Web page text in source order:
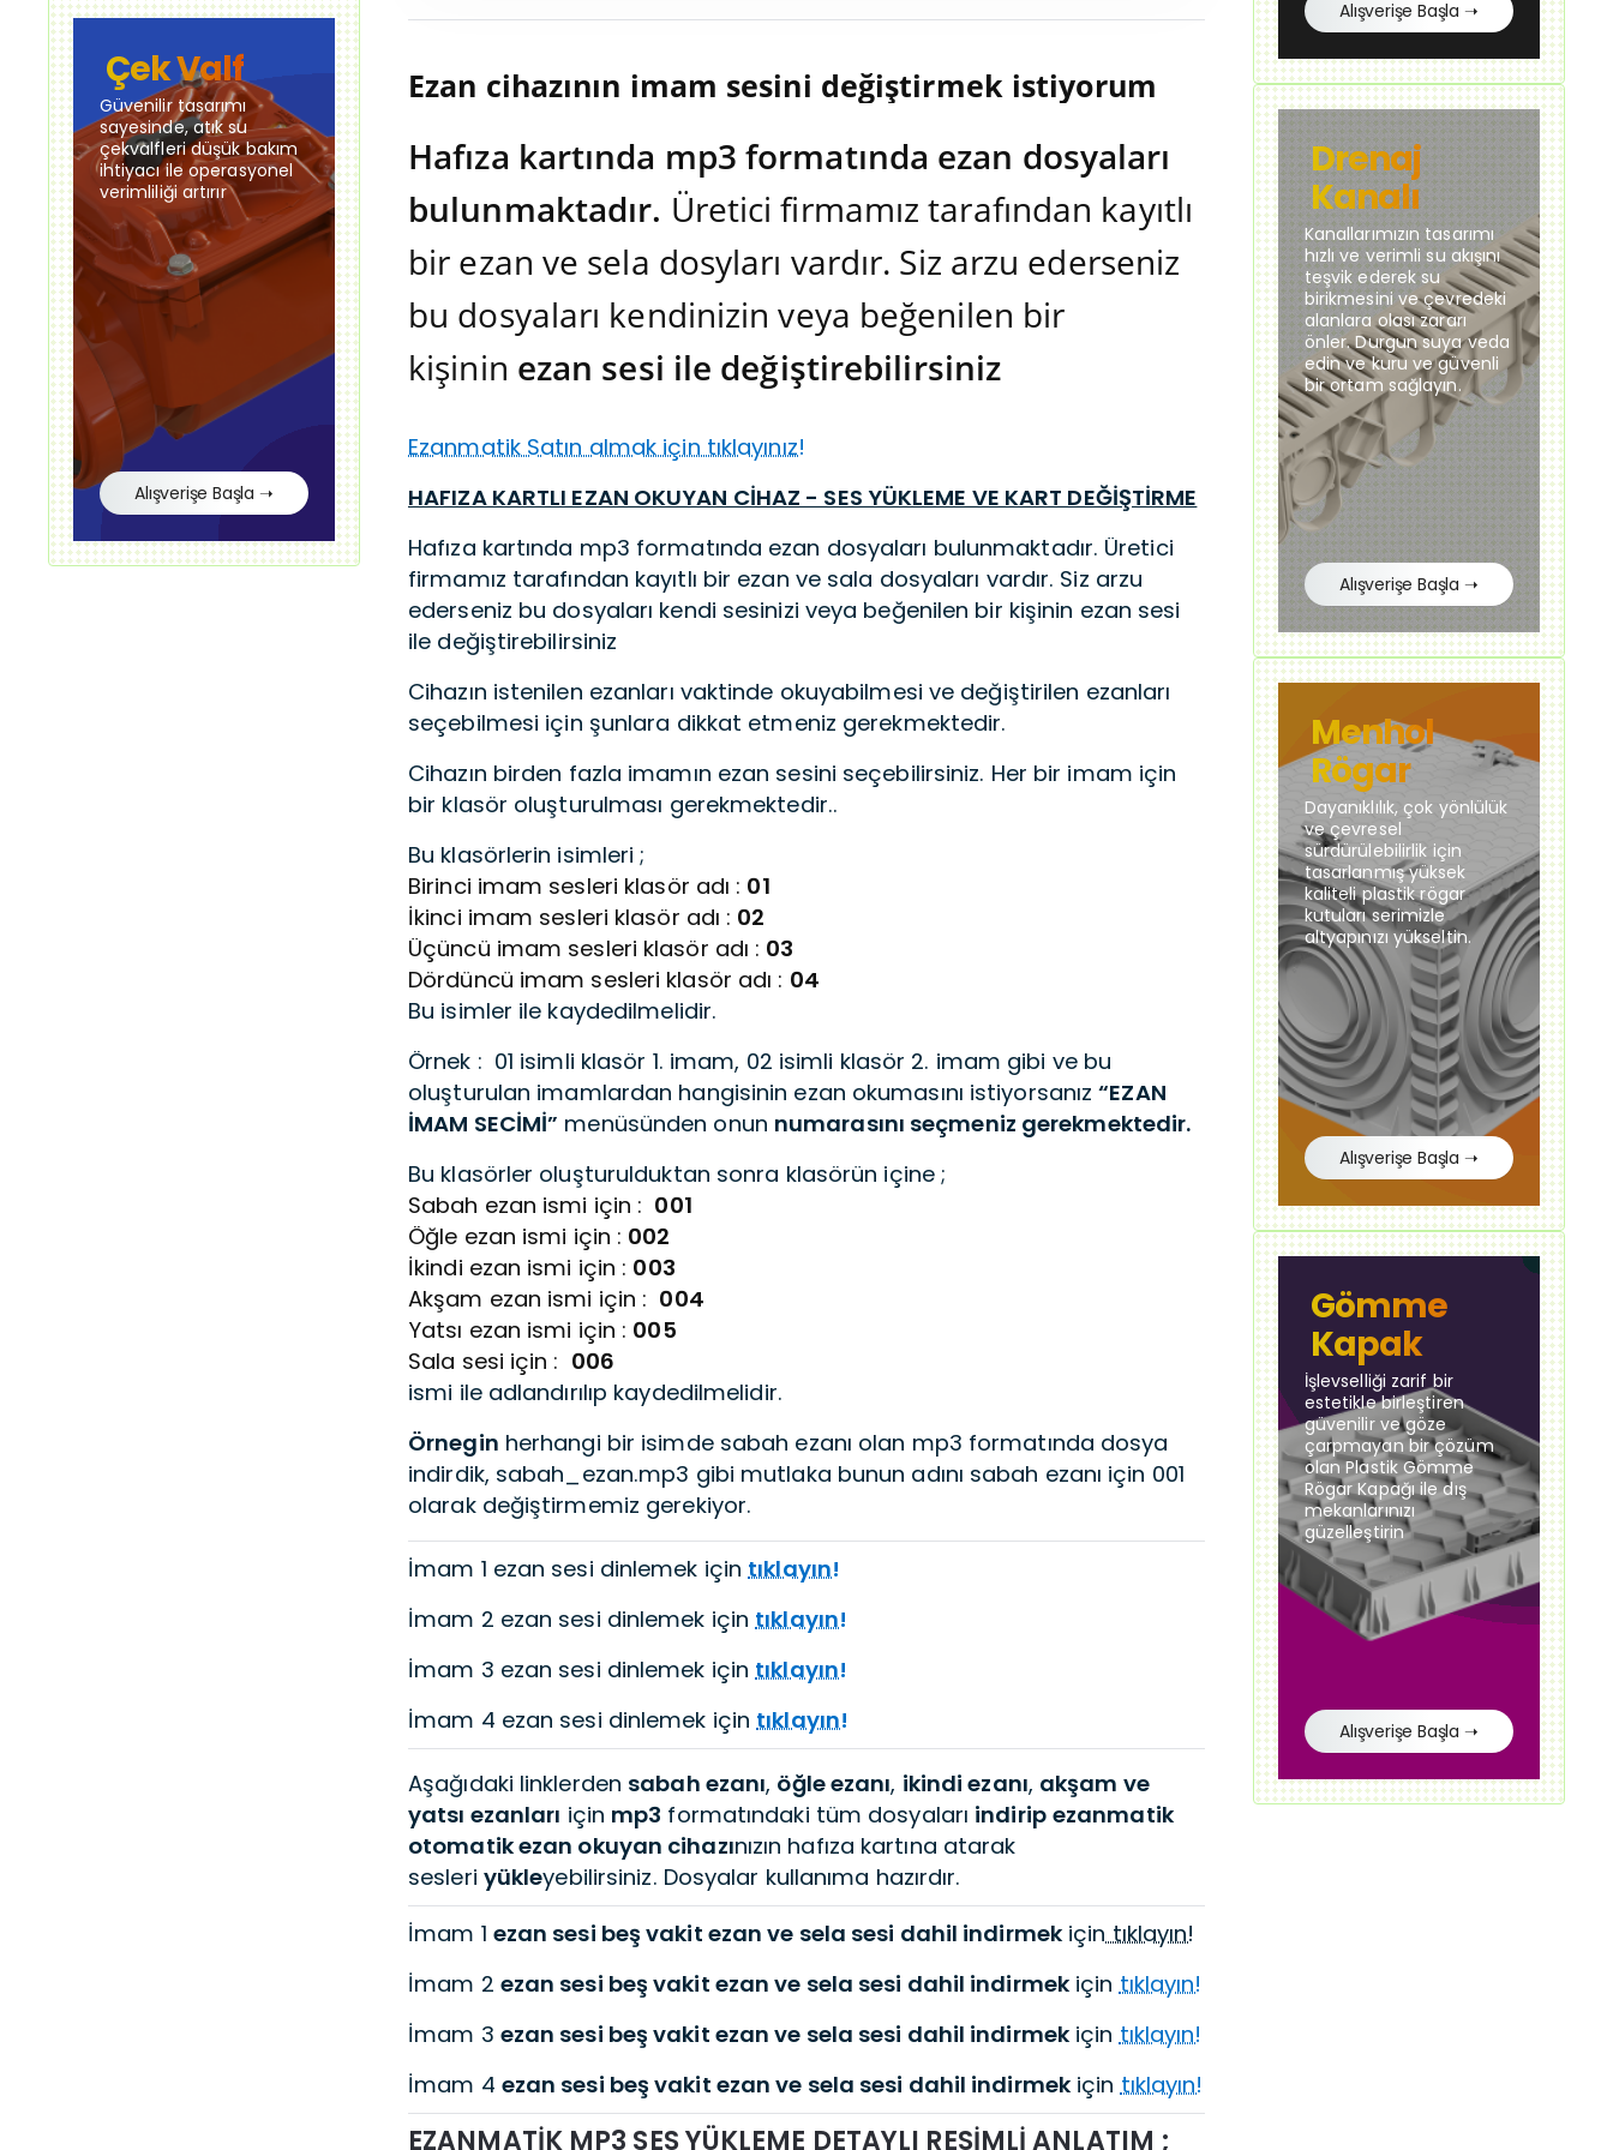
Çek Valf
Güvenilir tasarımı
sayesinde, atık su
çekvalfleri düşük bakım
ihtiyacı ile operasyonel
verimliliği artırır
Alışverişe Başla ➝
Ezan cihazının imam sesini değiştirmek istiyorum
Hafıza kartında mp3 formatında ezan dosyaları
bulunmaktadır. Üretici firmamız tarafından kayıtlı
bir ezan ve sela dosyları vardır. Siz arzu ederseniz
bu dosyaları kendinizin veya beğenilen bir
kişinin ezan sesi ile değiştirebilirsiniz
Ezanmatik Satın almak için tıklayınız!
HAFIZA KARTLI EZAN OKUYAN CİHAZ - SES YÜKLEME VE KART DEĞİŞTİRME
Hafıza kartında mp3 formatında ezan dosyaları bulunmaktadır. Üretici
firmamız tarafından kayıtlı bir ezan ve sala dosyaları vardır. Siz arzu
ederseniz bu dosyaları kendi sesinizi veya beğenilen bir kişinin ezan sesi
ile değiştirebilirsiniz
Cihazın istenilen ezanları vaktinde okuyabilmesi ve değiştirilen ezanları
seçebilmesi için şunlara dikkat etmeniz gerekmektedir.
Cihazın birden fazla imamın ezan sesini seçebilirsiniz. Her bir imam için
bir klasör oluşturulması gerekmektedir..
Bu klasörlerin isimleri ;
Birinci imam sesleri klasör adı : 01
İkinci imam sesleri klasör adı : 02
Üçüncü imam sesleri klasör adı : 03
Dördüncü imam sesleri klasör adı : 04
Bu isimler ile kaydedilmelidir.
Örnek : 01 isimli klasör 1. imam, 02 isimli klasör 2. imam gibi ve bu
oluşturulan imamlardan hangisinin ezan okumasını istiyorsanız“EZAN
İMAM SECİMİ” menüsünden onun numarasını seçmeniz gerekmektedir.
Bu klasörler oluşturulduktan sonra klasörün içine ;
Sabah ezan ismi için : 001
Öğle ezan ismi için : 002
İkindi ezan ismi için : 003
Akşam ezan ismi için : 004
Yatsı ezan ismi için : 005
Sala sesi için : 006
ismi ile adlandırılıp kaydedilmelidir.
Örnegin herhangi bir isimde sabah ezanı olan mp3 formatında dosya
indirdik, sabah_ezan.mp3 gibi mutlaka bunun adını sabah ezanı için 001
olarak değiştirmemiz gerekiyor.
İmam 1 ezan sesi dinlemek için tıklayın!
İmam 2 ezan sesi dinlemek için tıklayın!
İmam 3 ezan sesi dinlemek için tıklayın!
İmam 4 ezan sesi dinlemek için tıklayın!
Aşağıdaki linklerden sabah ezanı, öğle ezanı, ikindi ezanı, akşam ve
yatsı ezanları için mp3 formatındaki tüm dosyaları indirip ezanmatik
otomatik ezan okuyan cihazınızın hafıza kartına atarak
sesleri yükleyebilirsiniz. Dosyalar kullanıma hazırdır.
İmam 1 ezan sesi beş vakit ezan ve sela sesi dahil indirmekiçin tıklayın!
İmam 2 ezan sesi beş vakit ezan ve sela sesi dahil indirmekiçin tıklayın!
İmam 3 ezan sesi beş vakit ezan ve sela sesi dahil indirmekiçin tıklayın!
İmam 4 ezan sesi beş vakit ezan ve sela sesi dahil indirmekiçin tıklayın!
EZANMATİK MP3 SES YÜKLEME DETAYLI RESİMLİ ANLATIM ;
Alışverişe Başla ➝
Drenaj
Kanalı
Kanallarımızın tasarımı
hızlı ve verimli su akışını
teşvik ederek su
birikmesini ve çevredeki
alanlara olası zararı
önler. Durgun suya veda
edin ve kuru ve güvenli
bir ortam sağlayın.
Alışverişe Başla ➝
Menhol
Rögar
Dayanıklılık, çok yönlülük
ve çevresel
sürdürülebilirlik için
tasarlanmış yüksek
kaliteli plastik rögar
kutuları serimizle
altyapınızı yükseltin.
Alışverişe Başla ➝
Gömme
Kapak
İşlevselliği zarif bir
estetikle birleştiren
güvenilir ve göze
çarpmayan bir çözüm
olan Plastik Gömme
Rögar Kapağı ile dış
mekanlarınızı
güzelleştirin
Alışverişe Başla ➝